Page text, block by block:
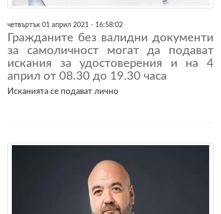
четвъртък 01 април 2021 - 16:58:02
Гражданите без валидни документи
за самоличност могат да подават
искания за удостоверения и на 4
април от 08.30 до 19.30 часа
Исканията се подават лично